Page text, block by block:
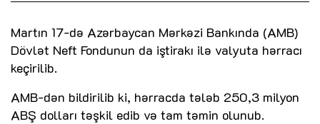
Martın 17-də Azərbaycan Mərkəzi Bankında (AMB)
Dövlət Neft Fondunun da iştirakı ilə valyuta hərracı
keçirilib.
AMB-dən bildirilib ki, hərracda tələb 250,3 milyon
ABŞ dolları təşkil edib və tam təmin olunub.